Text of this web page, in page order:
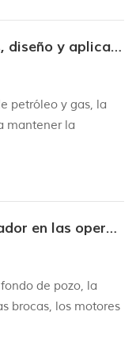
carcasa y
estático en equipos
¿Qué es un sello FS? Funciones, diseño y aplicaciones en cabezales de pozo
petróleo y gas, la
mantener la
en los equipos de
diseñado
que se
¿Cuál es el papel del centralizador en las operaciones de perforación?
de pozo, la
brocas, los motores
menudo